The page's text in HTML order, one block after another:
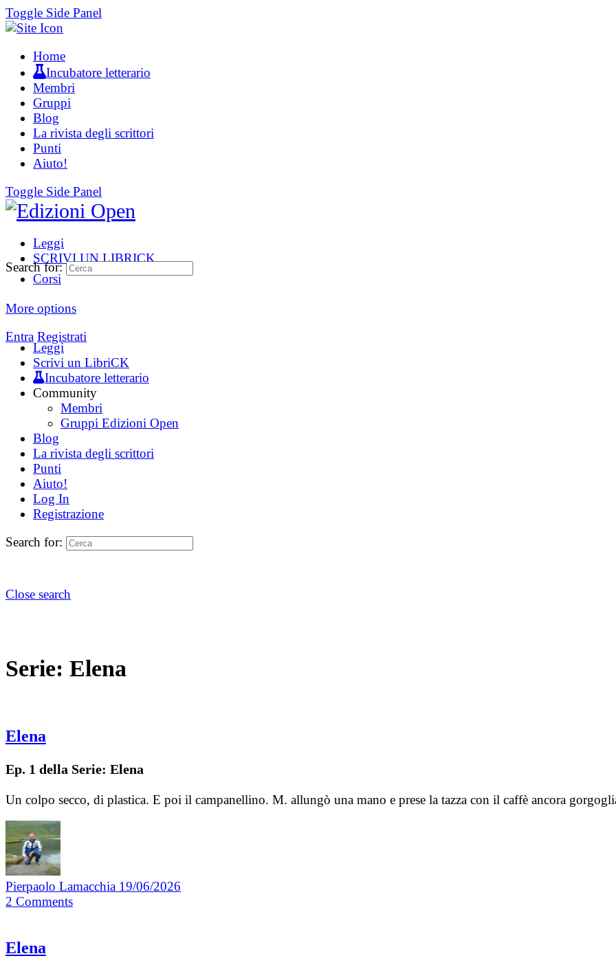
Toggle Side Panel
Home
Incubatore letterario
Membri
Gruppi
Blog
La rivista degli scrittori
Punti
Aiuto!
Toggle Side Panel
Leggi
SCRIVI UN LIBRICK
Corsi
More options
Entra Registrati
Search for:
Leggi
Scrivi un LibriCK
Incubatore letterario
Community
Membri
Gruppi Edizioni Open
Blog
La rivista degli scrittori
Punti
Aiuto!
Log In
Registrazione
Search for:
Close search
Serie: Elena
Elena
Ep. 1 della Serie: Elena
Un colpo secco, di plastica. E poi il campanellino. M. allungò una mano e prese la tazza con il caffè ancora
Pierpaolo Lamacchia 19/06/2026
2 Comments
Elena